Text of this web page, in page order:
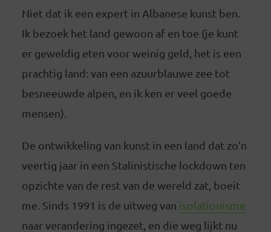
Niet dat ik een expert in Albanese kunst ben.
Ik bezoek het land gewoon af en toe (je kunt
er geweldig eten voor weinig geld, het is een
prachtig land: van een azuurblauwe zee tot
besneeuwde alpen, en ik ken er veel goede
mensen).
De ontwikkeling van kunst in een land dat zo’n
veertig jaar in een Stalinistische lockdown ten
opzichte van de rest van de wereld zat, boeit
me. Sinds 1991 is de uitweg van isolationisme
naar verandering ingezet, en die weg lijkt nu